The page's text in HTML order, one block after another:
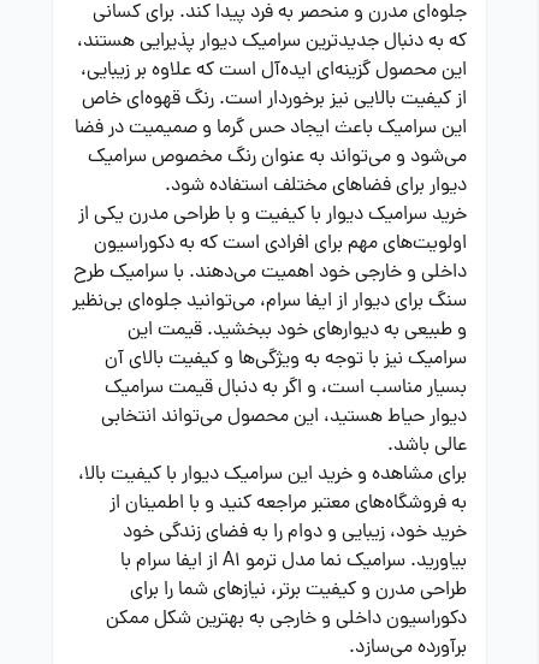
جلوه‌ای مدرن و منحصر به فرد پیدا کند. برای کسانی
که به دنبال جدیدترین سرامیک دیوار پذیرایی هستند،
این محصول گزینه‌ای ایده‌آل است که علاوه بر زیبایی،
از کیفیت بالایی نیز برخوردار است. رنگ قهوه‌ای خاص
این سرامیک باعث ایجاد حس گرما و صمیمیت در فضا
می‌شود و می‌تواند به عنوان رنگ مخصوص سرامیک
دیوار برای فضاهای مختلف استفاده شود.
خرید سرامیک دیوار با کیفیت و با طراحی مدرن یکی از
اولویت‌های مهم برای افرادی است که به دکوراسیون
داخلی و خارجی خود اهمیت می‌دهند. با سرامیک طرح
سنگ برای دیوار از ایفا سرام، می‌توانید جلوه‌ای بی‌نظیر
و طبیعی به دیوارهای خود ببخشید. قیمت این
سرامیک نیز با توجه به ویژگی‌ها و کیفیت بالای آن
بسیار مناسب است، و اگر به دنبال قیمت سرامیک
دیوار حیاط هستید، این محصول می‌تواند انتخابی
عالی باشد.
برای مشاهده و خرید این سرامیک دیوار با کیفیت بالا،
به فروشگاه‌های معتبر مراجعه کنید و با اطمینان از
خرید خود، زیبایی و دوام را به فضای زندگی خود
بیاورید. سرامیک نما مدل ترمو A1 از ایفا سرام با
طراحی مدرن و کیفیت برتر، نیازهای شما را برای
دکوراسیون داخلی و خارجی به بهترین شکل ممکن
برآورده می‌سازد.